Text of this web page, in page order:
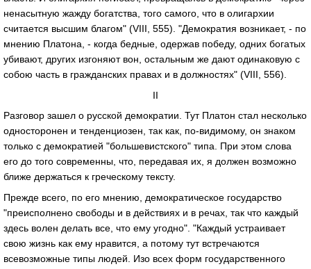
ненасытную жажду богатства, того самого, что в олигархии
считается высшим благом" (VIII, 555). "Демократия возникает, - по
мнению Платона, - когда бедные, одержав победу, одних богатых
убивают, других изгоняют вон, остальным же дают одинаковую с
собою часть в гражданских правах и в должностях" (VIII, 556).
II
Разговор зашел о русской демократии. Тут Платон стал несколько
односторонен и тенденциозен, так как, по-видимому, он знаком
только с демократией "большевистского" типа. При этом слова
его до того современны, что, передавая их, я должен возможно
ближе держаться к греческому тексту.
Прежде всего, по его мнению, демократическое государство
"преисполнено свободы и в действиях и в речах, так что каждый
здесь волен делать все, что ему угодно". "Каждый устраивает
свою жизнь как ему нравится, а потому тут встречаются
всевозможные типы людей. Изо всех форм государственного